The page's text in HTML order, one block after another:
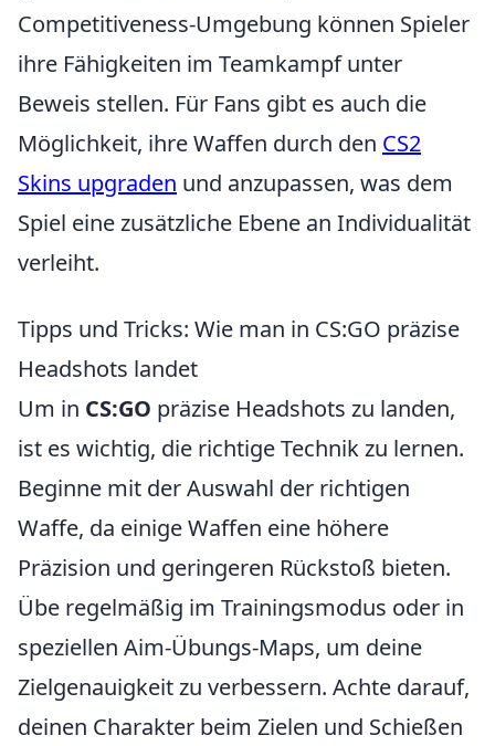
Competitiveness-Umgebung können Spieler
ihre Fähigkeiten im Teamkampf unter
Beweis stellen. Für Fans gibt es auch die
Möglichkeit, ihre Waffen durch den CS2
Skins upgraden und anzupassen, was dem
Spiel eine zusätzliche Ebene an Individualität
verleiht.
Tipps und Tricks: Wie man in CS:GO präzise
Headshots landet
Um in CS:GO präzise Headshots zu landen,
ist es wichtig, die richtige Technik zu lernen.
Beginne mit der Auswahl der richtigen
Waffe, da einige Waffen eine höhere
Präzision und geringeren Rückstoß bieten.
Übe regelmäßig im Trainingsmodus oder in
speziellen Aim-Übungs-Maps, um deine
Zielgenauigkeit zu verbessern. Achte darauf,
deinen Charakter beim Zielen und Schießen